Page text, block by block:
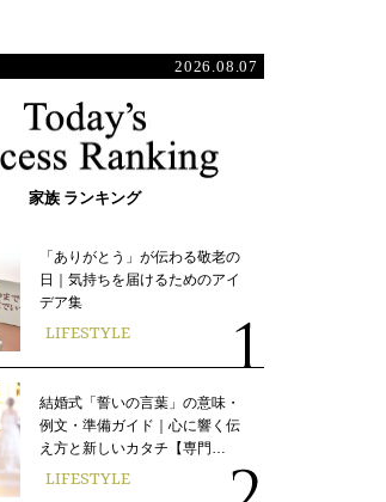
2026.08.07
家族 ランキング
「ありがとう」が伝わる敬老の
日｜気持ちを届けるためのアイ
デア集
LIFESTYLE
結婚式「誓いの言葉」の意味・
例文・準備ガイド｜心に響く伝
え方と新しいカタチ【専門…
LIFESTYLE